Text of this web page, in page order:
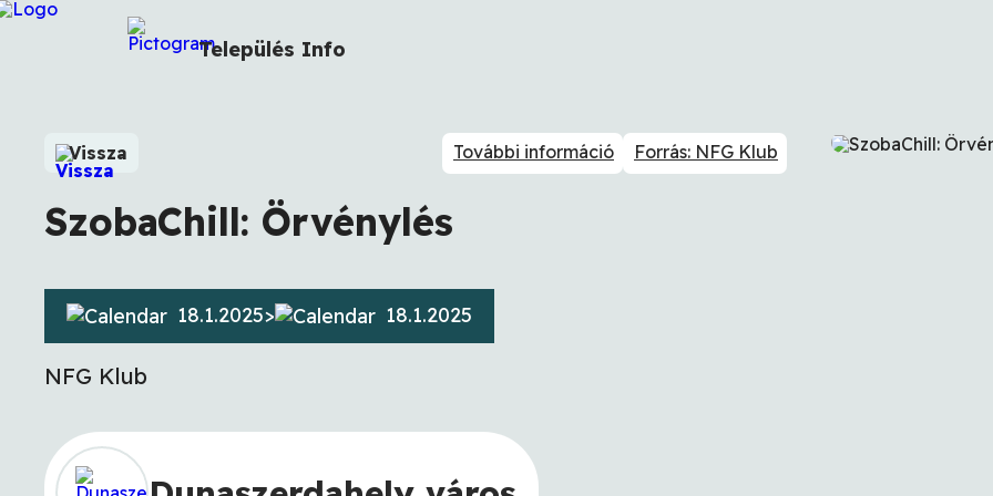
Település Info
Vissza További információ Forrás: NFG Klub
SzobaChill: Örvénylés
18.1.2025> 18.1.2025
NFG Klub